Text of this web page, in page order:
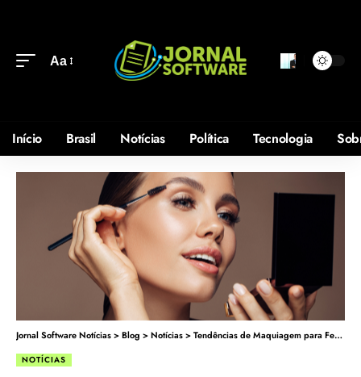
Aa
Início Brasil Notícias Política Tecnologia
Jornal Software Notícias>Blog >Notícias>Tendências de Maquiagem para Festas de Final de Ano: O Guia Completo para Brilhar nas Celebrações
NOTÍCIAS